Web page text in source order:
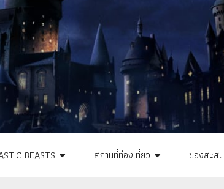
BEASTS สถานที่ท่องเที่ยว ของสะสม